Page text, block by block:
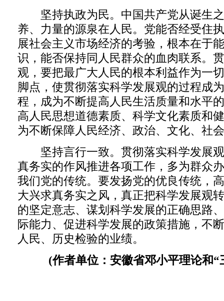
坚持执政为民。中国共产党从诞生之
养、力量的源泉在人民。党能否经受住
展社会主义市场经济的考验，根本在于
识，能否保持同人民群众的血肉联系。
观，要把最广大人民的根本利益作为一
脚点，使贯彻落实科学发展观的过程成
程，成为不断提高人民生活质量和水平
高人民思想道德素质、科学文化素质和
为不断保障人民经济、政治、文化、社
坚持言行一致。贯彻落实科学发展观
真务实的作风推进各项工作，多为群众
我们党的传统。要发扬党的优良传统，
大兴求真务实之风，真正把科学发展观
的坚定意志、谋划科学发展的正确思路
际能力、促进科学发展的政策措施，不
人民、历史检验的业绩。
(作者单位：安徽省邓小平理论和